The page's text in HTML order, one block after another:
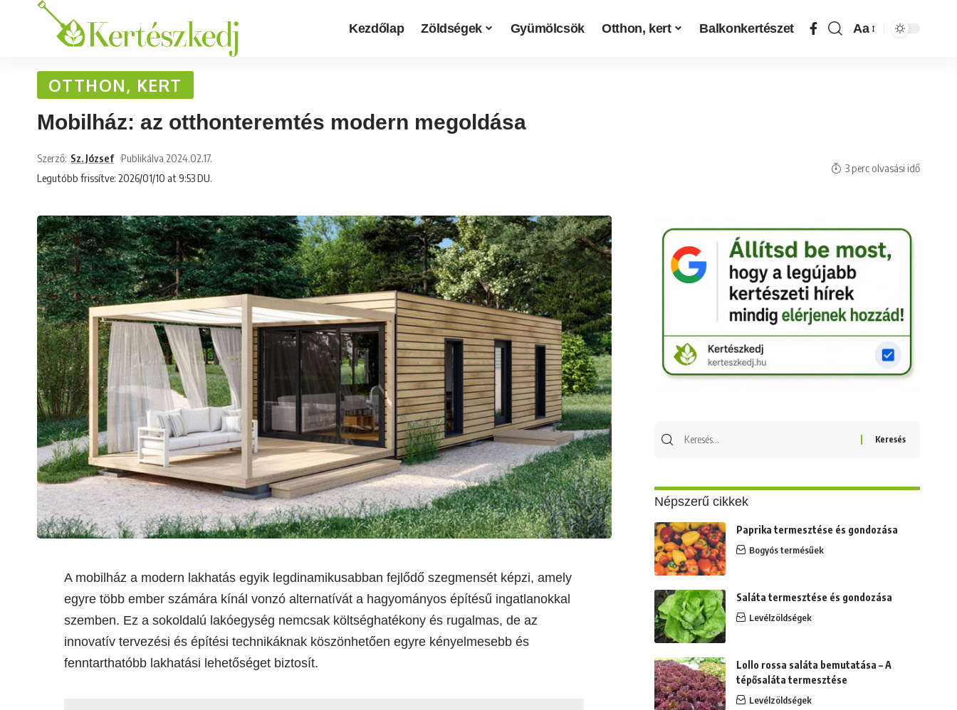
Kezdőlap Zöldségek Gyümölcsök Otthon, kert Balkonkertészet Aa
OTTHON, KERT
Mobilház: az otthonteremtés modern megoldása
Legutóbb frissítve: 2026/01/10 at 9:53 DU.
Szerző: Sz. József Publikálva 2024.02.17.
3 perc olvasási idő
A mobilház a modern lakhatás egyik legdinamikusabban fejlődő szegmensét képzi, amely
egyre több ember számára kínál vonzó alternatívát a hagyományos építésű ingatlanokkal
szemben. Ez a sokoldalú lakóegység nemcsak költséghatékony és rugalmas, de az
innovatív tervezési és építési technikáknak köszönhetően egyre kényelmesebb és
fenntarthatóbb lakhatási lehetőséget biztosít.
Népszerű cikkek
Paprika termesztése és gondozása
Bogyós termésűek
Saláta termesztése és gondozása
Levélzöldségek
Lollo rossa saláta bemutatása – A
tépősaláta termesztése
Levélzöldségek